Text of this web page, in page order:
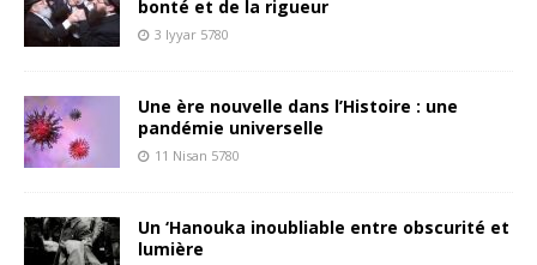
bonté et de la rigueur
3 Iyyar 5780
Une ère nouvelle dans l’Histoire : une
pandémie universelle
11 Nisan 5780
Un ‘Hanouka inoubliable entre obscurité et
lumière